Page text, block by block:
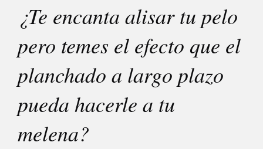
¿Te encanta alisar tu pelo
pero temes el efecto que el
planchado a largo plazo
pueda hacerle a tu
melena?